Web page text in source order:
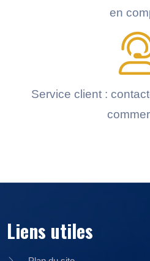
en
Service client :
Liens utiles